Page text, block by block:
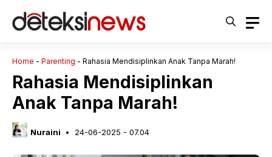
Home - Parenting - Rahasia Mendisiplinkan Anak Tanpa Marah!
Rahasia Mendisiplinkan
Anak Tanpa Marah!
Nuraini 24-06-2025 - 07.04